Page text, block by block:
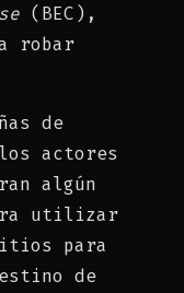
(BEC),
robar
de
actores
algún
utilizar
para
de